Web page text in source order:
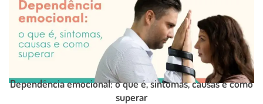
Dependência emocional: o que é, sintomas, causas e como
superar